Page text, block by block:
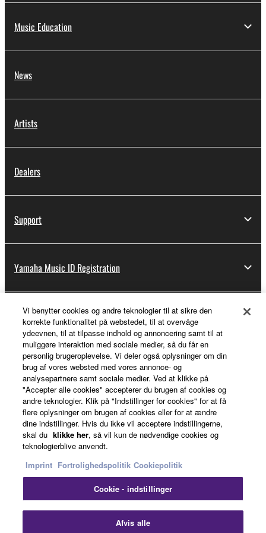
Music Education
News
Artists
Dealers
Support
Yamaha Music ID Registration
About Yamaha
Danmark - English
Business
Kontakt osBetingelser og vilkårFortrolighedspolitik
CookiepolitikImprint
Vi benytter cookies og andre teknologier til at sikre den
korrekte funktionalitet på webstedet, til at overvåge
ydeevnen, til at tilpasse indhold og annoncering samt til at
muliggøre interaktion med sociale medier, så du får en
personlig brugeroplevelse. Vi deler også oplysninger om din
brug af vores websted med vores annonce- og
analysepartnere samt sociale medier. Ved at klikke på
"Accepter alle cookies" accepterer du brugen af cookies og
andre teknologier. Klik på "Indstillinger for cookies" for at få
flere oplysninger om brugen af cookies eller for at ændre
dine indstillinger. Hvis du ikke vil acceptere indstillingerne,
skal du klikke her, så vil kun de nødvendige cookies og
teknologierblive anvendt.
Imprint Fortrolighedspolitik Cookiepolitik
Cookie - indstillinger
Afvis alle